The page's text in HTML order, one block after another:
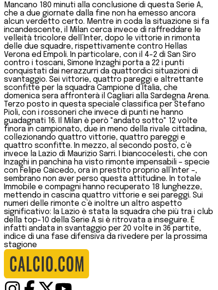
Mancano 180 minuti alla conclusione di questa Serie A,
che a due giornate dalla fine non ha emesso ancora
alcun verdetto certo. Mentre in coda la situazione si fa
incandescente, il Milan cerca invece di raffreddare le
velleità tricolore dell’Inter, dopo le vittorie in rimonta
delle due squadre, rispettivamente contro Hellas
Verona ed Empoli. In particolare, con il 4-2 di San Siro
contro i toscani, Simone Inzaghi porta a 22 i punti
conquistati dai nerazzurri da quattordici situazioni di
svantaggio. Sei vittorie, quattro pareggi e altrettante
sconfitte per la squadra Campione d’Italia, che
domenica sera affronterà il Cagliari alla Sardegna Arena.
Terzo posto in questa speciale classifica per Stefano
Pioli, con i rossoneri che invece di punti ne hanno
guadagnati 16. Il Milan è però "andato sotto" 12 volte
finora in campionato, due in meno della rivale cittadina,
collezionando quattro vittorie, quattro pareggi e
quattro sconfitte. In mezzo, al secondo posto, c’è
invece la Lazio di Maurizio Sarri. I biancocelesti, che con
Inzaghi in panchina ha visto rimonte impensabili – specie
con Felipe Caicedo, ora in prestito proprio all’Inter –,
sembrano non aver perso questa attitudine. In totale
Immobile e compagni hanno recuperato 18 lunghezze,
mettendo in cascina quattro vittorie e sei pareggi. Sui
numeri delle rimonte c’è inoltre un altro aspetto
significativo: la Lazio è stata la squadra che più tra i club
della top-10 della Serie A si è ritrovata a inseguire. È
infatti andata in svantaggio per 20 volte in 36 partite,
indice di una fase difensiva da rivedere per la prossima
stagione